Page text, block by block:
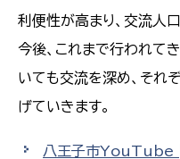
利便性が高まり、交流人
今後、これまで行われて
いても交流を深め、それ
げていきます。
八王子市YouTube│